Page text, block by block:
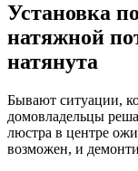
Установка
натяжной
натянута
Бывают ситуации,
домовладельцы
люстра в центре
возможен, и